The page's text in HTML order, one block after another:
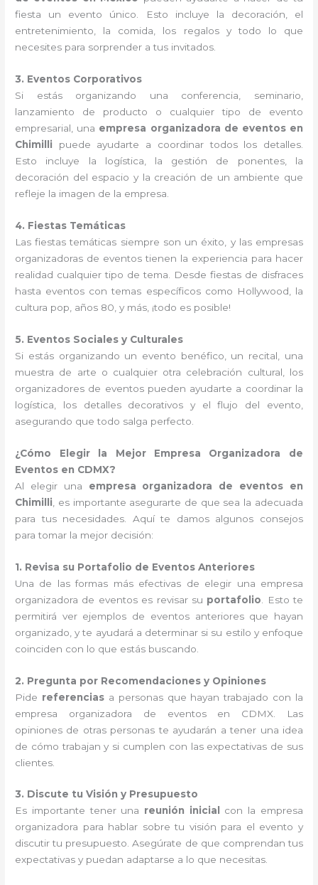
fiesta un evento único. Esto incluye la decoración, el
entretenimiento, la comida, los regalos y todo lo que
necesites para sorprender a tus invitados.
3. Eventos Corporativos
Si estás organizando una conferencia, seminario,
lanzamiento de producto o cualquier tipo de evento
empresarial, una empresa organizadora de eventos en
Chimilli puede ayudarte a coordinar todos los detalles.
Esto incluye la logística, la gestión de ponentes, la
decoración del espacio y la creación de un ambiente que
refleje la imagen de la empresa.
4. Fiestas Temáticas
Las fiestas temáticas siempre son un éxito, y las empresas
organizadoras de eventos tienen la experiencia para hacer
realidad cualquier tipo de tema. Desde fiestas de disfraces
hasta eventos con temas específicos como Hollywood, la
cultura pop, años 80, y más, ¡todo es posible!
5. Eventos Sociales y Culturales
Si estás organizando un evento benéfico, un recital, una
muestra de arte o cualquier otra celebración cultural, los
organizadores de eventos pueden ayudarte a coordinar la
logística, los detalles decorativos y el flujo del evento,
asegurando que todo salga perfecto.
¿Cómo Elegir la Mejor Empresa Organizadora de
Eventos en CDMX?
Al elegir una empresa organizadora de eventos en
Chimilli , es importante asegurarte de que sea la adecuada
para tus necesidades. Aquí te damos algunos consejos
para tomar la mejor decisión:
1. Revisa su Portafolio de Eventos Anteriores
Una de las formas más efectivas de elegir una empresa
organizadora de eventos es revisar su portafolio . Esto te
permitirá ver ejemplos de eventos anteriores que hayan
organizado, y te ayudará a determinar si su estilo y enfoque
coinciden con lo que estás buscando.
2. Pregunta por Recomendaciones y Opiniones
Pide referenciasa personas que hayan trabajado con la
empresa organizadora de eventos en CDMX. Las
opiniones de otras personas te ayudarán a tener una idea
de cómo trabajan y si cumplen con las expectativas de sus
clientes.
3. Discute tu Visión y Presupuesto
Es importante tener una reunión inicial
con la empresa
organizadora para hablar sobre tu visión para el evento y
discutir tu presupuesto. Asegúrate de que comprendan tus
expectativas y puedan adaptarse a lo que necesitas.